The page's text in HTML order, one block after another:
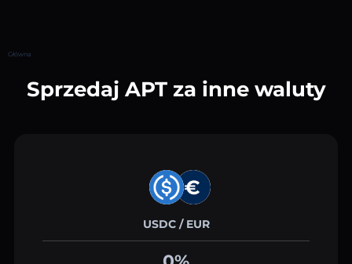
Główna
Sprzedaj APT za inne waluty
USDC / EUR